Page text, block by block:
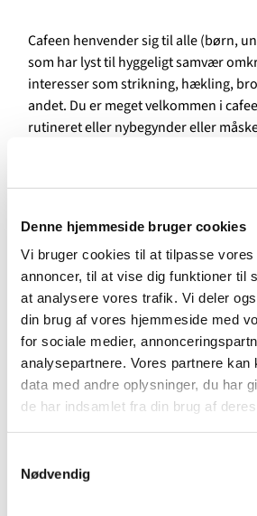
Denne hjemmeside bruger cookies
Vi bruger cookies til at tilpasse vores
annoncer, til at vise dig funktioner til
at analysere vores trafik. Vi deler
din brug af vores hjemmeside med
for sociale medier,
analysepartnere. Vores partnere kan
data med andre oplysninger, du har
de har indsamlet fra din brug af
Nødvendig
Cafeen henvender sig til alle (børn,
som har lyst til hyggeligt samvær
interesser som strikning, hækling,
andet. Du er meget velkommen i
rutineret eller nybegynder eller
Du kan medbringe dit projekt og
nybegynder uden noget projekt, er
hente. Gitte Kjær og Ida Andreasen,
og særdeles dygtige ud i det kreative,
ideer, gode råd og hjælp til at komme
således være en aktiv del af tilbuddet
som er medlem af menighedsrådet.
Har du mod til at gå ombord i
fremstille ting til menighedsrådets
årlige høstmarked, leverer kirken
rekvisitter til håndarbejde, som du